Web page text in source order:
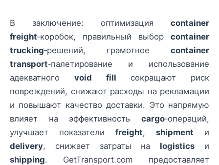
В заключение: оптимизация container
freight‑коробок, правильный выбор container
trucking‑решений, грамотное container
transport‑палетирование и использование
адекватного void fill сокращают риск
повреждений, снижают расходы на рекламации
и повышают качество доставки. Это напрямую
влияет на эффективность cargo‑операций,
улучшает показатели freight, shipment и
delivery, снижает затраты на logistics и
shipping. GetTransport.com предоставляет